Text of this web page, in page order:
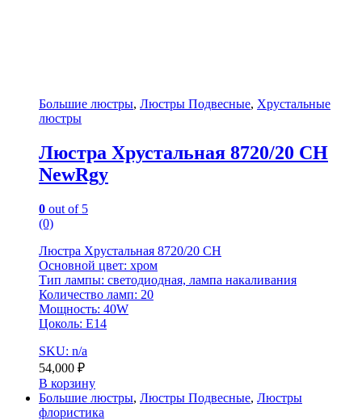
Большие люстры, Люстры Подвесные, Хрустальные
люстры
Люстра Хрустальная 8720/20 CH
NewRgy
0 out of 5
(0)
Люстра Хрустальная 8720/20 CH
Основной цвет: хром
Тип лампы: светодиодная, лампа накаливания
Количество ламп: 20
Мощность: 40W
Цоколь: E14
SKU: n/a
54,000 ₽
В корзину
Большие люстры, Люстры Подвесные, Люстры
флористика